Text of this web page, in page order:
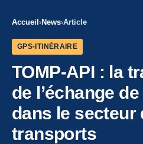
Accueil ›News›Article
GPS-ITINÉRAIRE
TOMP-API : la
de l’échange
dans le secteur
transports